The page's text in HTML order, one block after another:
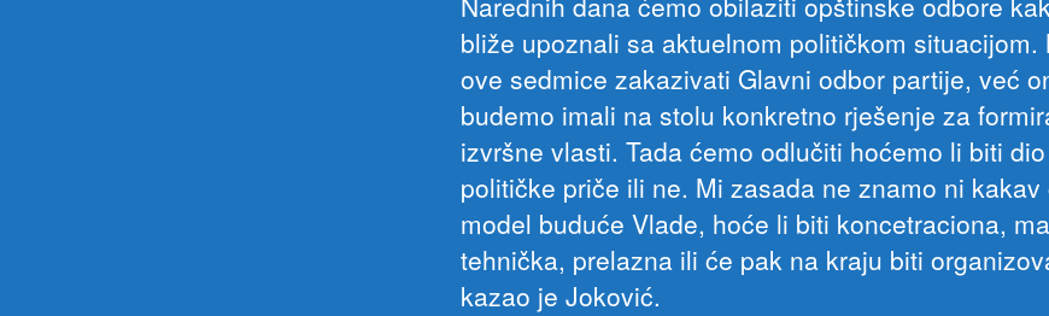
bliže upoznali sa aktuelnom političkom situacijom.
ove sedmice zakazivati Glavni odbor partije, već
budemo imali na stolu konkretno rješenje za
izvršne vlasti. Tada ćemo odlučiti hoćemo li biti
političke priče ili ne. Mi zasada ne znamo ni kakav
model buduće Vlade, hoće li biti koncetraciona,
tehnička, prelazna ili će pak na kraju biti
kazao je Joković.